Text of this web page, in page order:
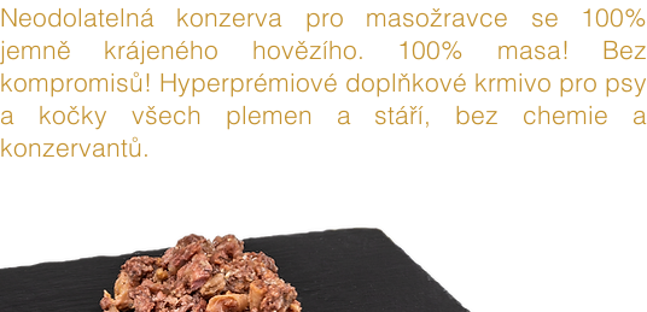
Neodolatelná konzerva pro masožravce se 100%
jemně krájeného hovězího. 100% masa! Bez
kompromisů! Hyperprémiové doplňkové krmivo pro psy
a kočky všech plemen a stáří, bez chemie a
konzervantů.